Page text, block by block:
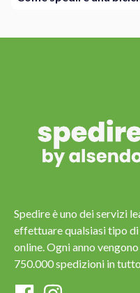
Spedire è uno dei servizi
effettuare qualsiasi tipo di
online. Ogni anno
750.000 spedizioni in